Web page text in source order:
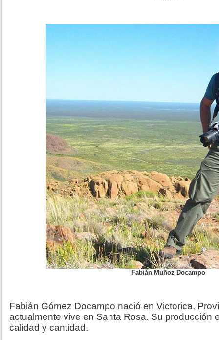
Fabián Muñoz Docampo
Fabián Gómez Docampo nació en Victorica,
actualmente vive en Santa Rosa. Su producción
calidad y cantidad.